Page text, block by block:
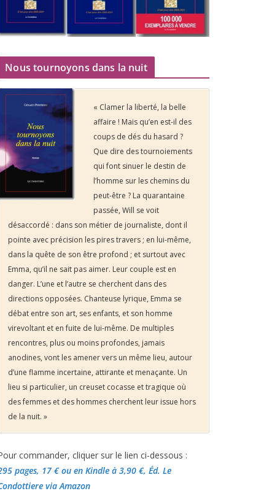
Nous tournoyons dans la nuit
« Clamer la liberté, la belle
affaire ! Mais qu’en est-il des
coups de dés du hasard ?
Que dire des tournoiements
qui font sinuer le destin de
l’homme sur les chemins du
peut-être ? La quarantaine
passée, Will se voit
désaccordé : dans son métier de journaliste, dont il
pointe avec précision les pires travers ; en lui-même,
dans la quête de son être profond ; et surtout avec
Emma, qu’il ne sait pas aimer. Leur couple est en
danger. L’une et l’autre se cherchent dans des
directions opposées. Chanteuse lyrique, Emma se
débat entre son art, ses enfants, et son homme
virevoltant et en fuite de lui-même. De multiples
rencontres, plus ou moins profondes, jamais
anodines, vont les amener vers un même lieu, autour
d’une flamme incertaine, attirante et menaçante. Un
lieu si particulier, un creuset cocasse et tragique où
des femmes et des hommes cherchent leur issue hors
de la nuit. »
commander, cliquer sur le lien ci-dessous :
pages, 17 €ou en Kindle à 3,90 €, Éd. Le
via Amazon